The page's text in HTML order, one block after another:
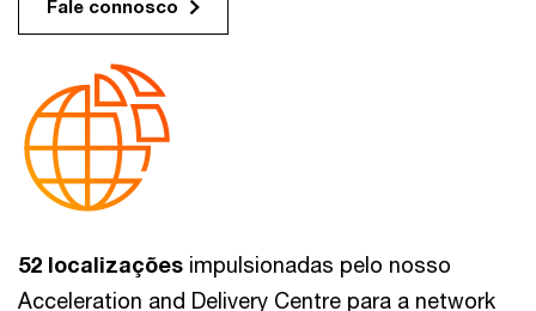
Fale connosco
52 localizações impulsionadas pelo nosso
Acceleration and Delivery Centre para a network